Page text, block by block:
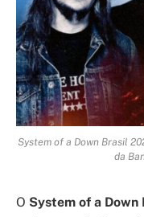
System of a Down Brasil
da
O System of a